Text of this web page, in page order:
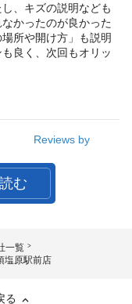
、キズの説明なども
かったのが良かった
所や開け方」も説明
良く、次回もオリッ
Reviews by
む
一覧
塩原駅前店
る